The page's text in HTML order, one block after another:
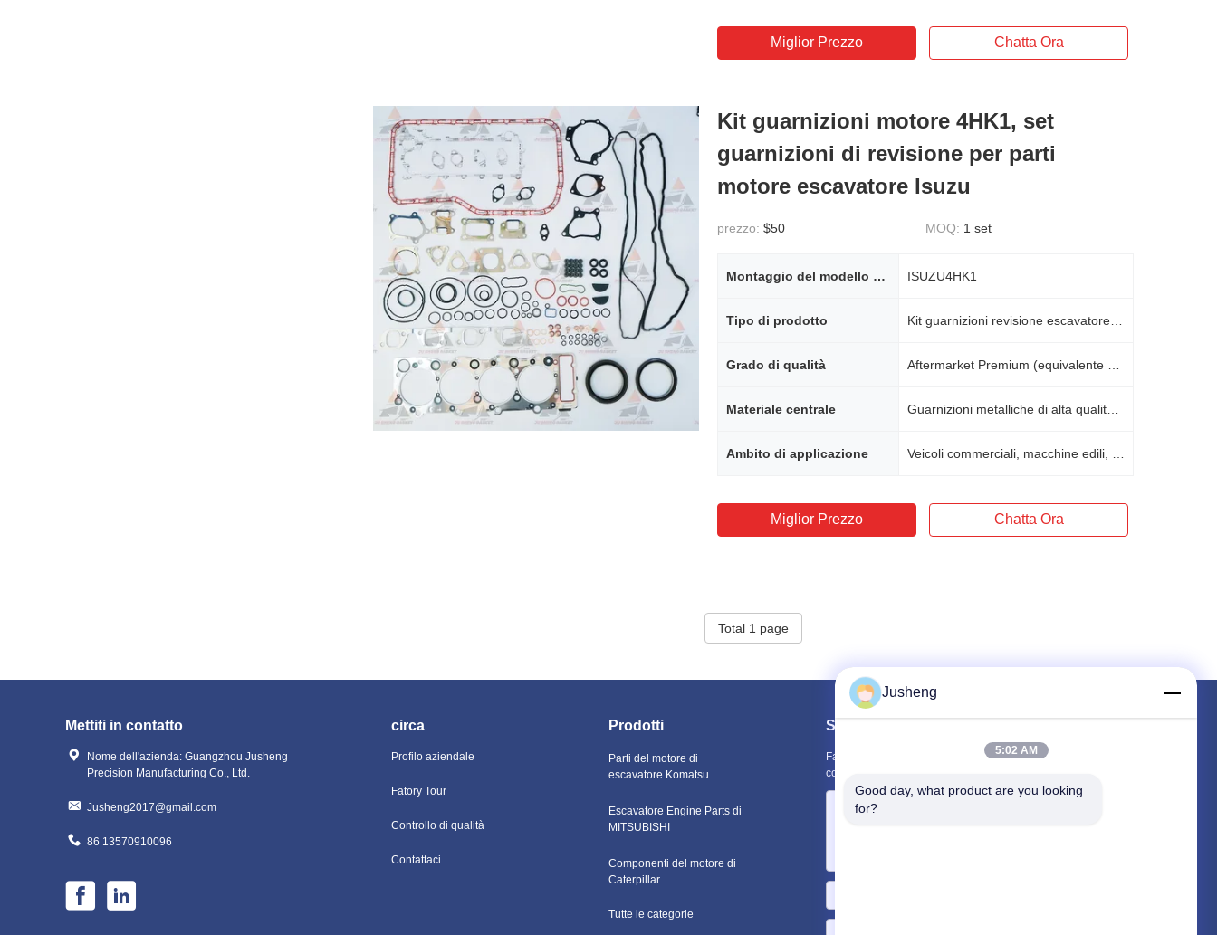
Miglior Prezzo Chatta Ora
Kit guarnizioni motore 4HK1, set
guarnizioni di revisione per parti
motore escavatore Isuzu
prezzo: $50 MOQ: 1 set
Montaggio del modello del motore ISUZU4HK1
Tipo di prodotto
Grado di qualità
Materiale centrale
Ambito di applicazione
Miglior Prezzo Chatta Ora
Total 1 page
Mettiti in contatto
Nome dell'azienda: Guangzhou Jusheng
Precision Manufacturing Co., Ltd.
Jusheng2017@gmail.com
86 13570910096
circa
Profilo aziendale
Fatory Tour
Controllo di qualità
Contattaci
Prodotti
Parti del motore di
escavatore Komatsu
Escavatore Engine Parts di
MITSUBISHI
Componenti del motore di
Caterpillar
Tutte le categorie
Scrivici
Fateci sapere la vostra esigenza. Collegheremo i migliori prodotti
con te.
Jusheng
5:02 AM
Good day, what product are you looking
for?